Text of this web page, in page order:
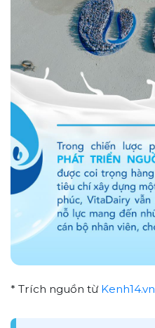
* Trích nguồn từ Kenh14.vn